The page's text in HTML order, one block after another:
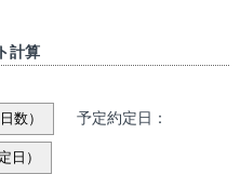
計算
数） 予定約定日：
日）